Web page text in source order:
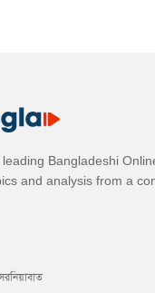
Bangladeshi
and analysis from a